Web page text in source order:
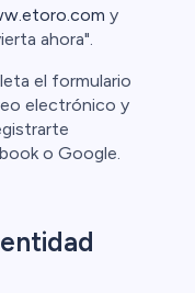
y
ahora".
el formulario
electrónico y
o Google.